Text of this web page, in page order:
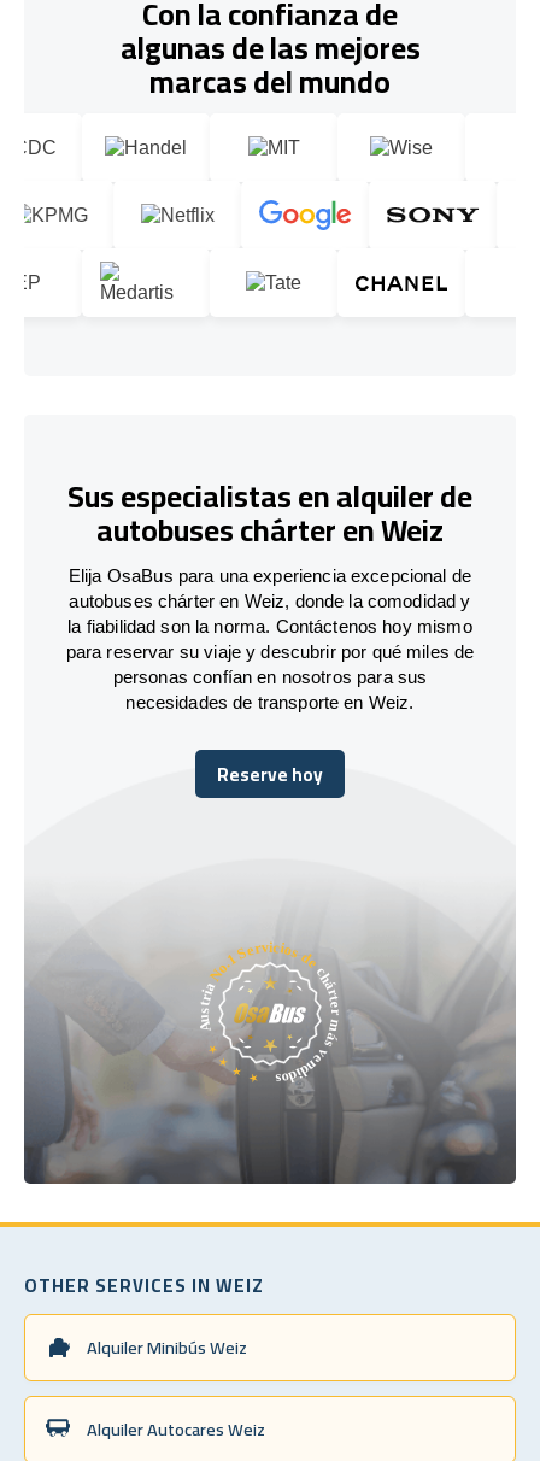
Con la confianza de
algunas de las mejores
marcas del mundo
Sus especialistas en alquiler de
autobuses chárter en Weiz
Elija OsaBus para una experiencia excepcional de
autobuses chárter en Weiz, donde la comodidad y
la fiabilidad son la norma. Contáctenos hoy mismo
para reservar su viaje y descubrir por qué miles de
personas confían en nosotros para sus
necesidades de transporte en Weiz.
Reserve hoy
Reserve hoy
OTHER SERVICES IN WEIZ
Alquiler Minibús Weiz
Alquiler Autocares Weiz